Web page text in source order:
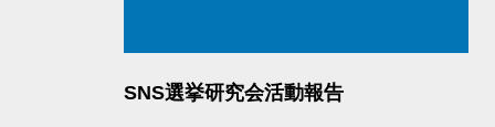
SNS選挙研究会活動報告